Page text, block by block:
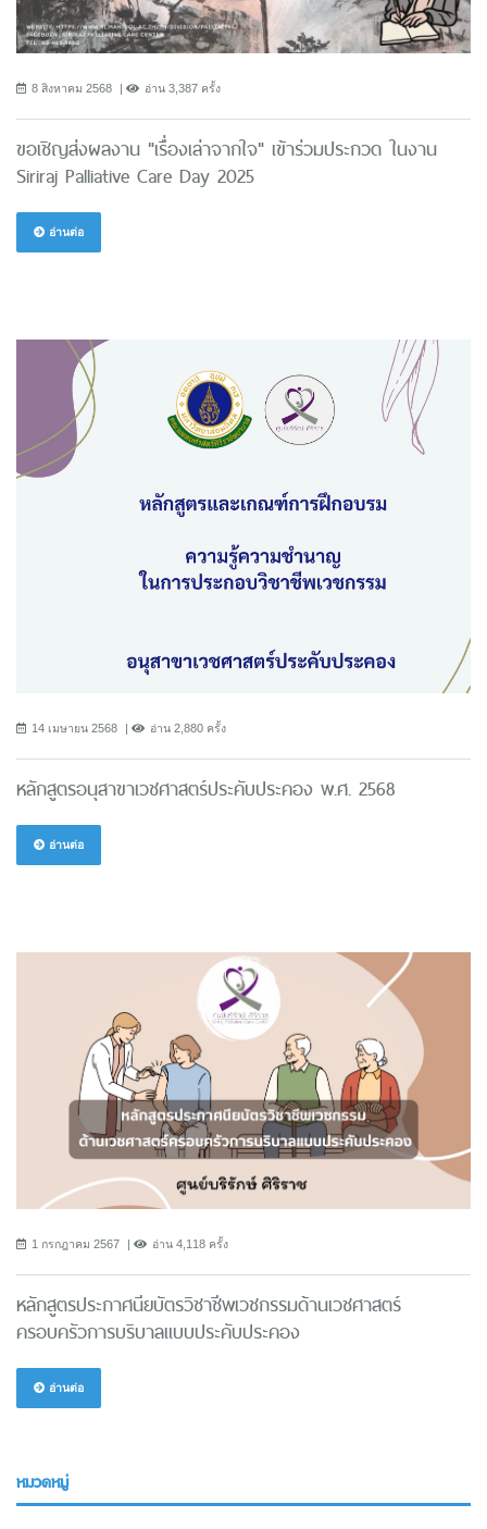
8 สิงหาคม 2568 อ่าน 3,387 ครั้ง
ขอเชิญส่งผลงาน "เรื่องเล่าจากใจ" เข้าร่วมประกวด ในงาน
Siriraj Palliative Care Day 2025
อ่านต่อ
14 เมษายน 2568 อ่าน 2,880 ครั้ง
หลักสูตรอนุสาขาเวชศาสตร์ประคับประคอง พ.ศ. 2568
อ่านต่อ
1 กรกฎาคม 2567 อ่าน 4,118 ครั้ง
หลักสูตรประกาศนียบัตรวิชาชีพเวชกรรมด้านเวชศาสตร์
ครอบครัวการบริบาลแบบประคับประคอง
อ่านต่อ
หมวดหมู่